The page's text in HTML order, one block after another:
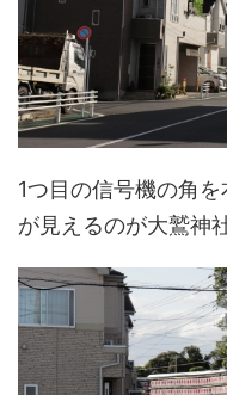
1つ目の信号機の角
が見えるのが大鷲神